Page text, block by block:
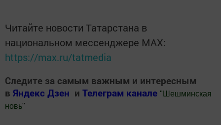
Читайте новости Татарстана в
национальном мессенджере MАХ:
https://max.ru/tatmedia
Следите за самым важным и интересным
в Яндекс Дзен и Телеграм канале " Шешминская
новь"